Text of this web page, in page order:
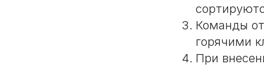
Команды
горячими
При